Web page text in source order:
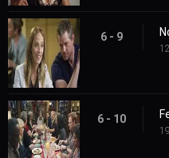
6 - 9
6 - 10